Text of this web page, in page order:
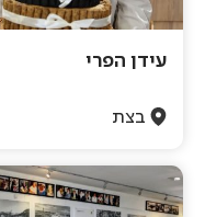
עידן הפרי
בצת